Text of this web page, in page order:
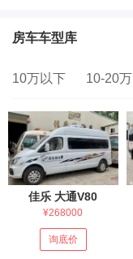
房车车型库
10万以下 10-20万
佳乐 大通V80
¥268000
询底价